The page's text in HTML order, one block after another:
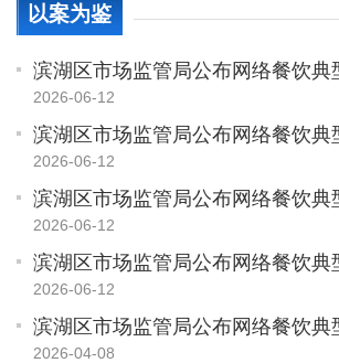
以案为鉴
2026-06-12
滨湖区市场监管局公布网络餐饮典
2026-06-12
滨湖区市场监管局公布网络餐饮典
2026-06-12
滨湖区市场监管局公布网络餐饮典
2026-06-12
滨湖区市场监管局公布网络餐饮典
2026-04-08
滨湖区市场监管局公布网络餐饮典